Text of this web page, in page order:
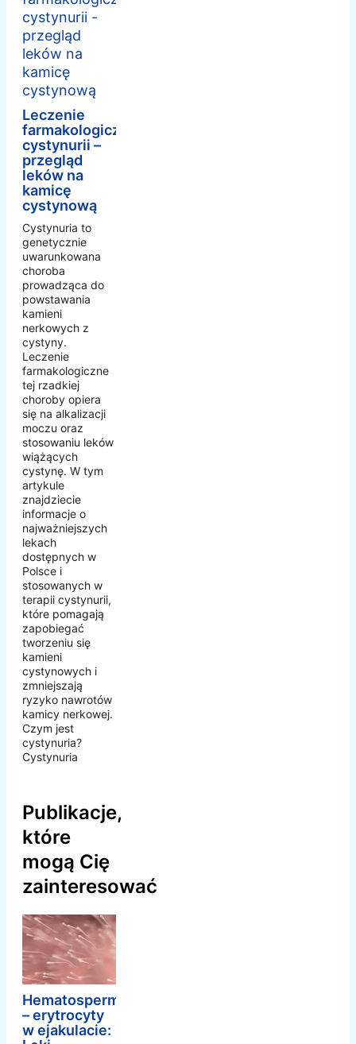
Leczenie
farmakologiczne
cystynurii –
przegląd
leków na
kamicę
cystynową
Cystynuria to
genetycznie
uwarunkowana
choroba
prowadząca do
powstawania
kamieni
nerkowych z
cystyny.
Leczenie
farmakologiczne
tej rzadkiej
choroby opiera
się na alkalizacji
moczu oraz
stosowaniu leków
wiążących
cystynę. W tym
artykule
znajdziecie
informacje o
najważniejszych
lekach
dostępnych w
Polsce i
stosowanych w
terapii cystynurii,
które pomagają
zapobiegać
tworzeniu się
kamieni
cystynowych i
zmniejszają
ryzyko nawrotów
kamicy nerkowej.
Czym jest
cystynuria?
Cystynuria
Publikacje,
które
mogą Cię
zainteresować
Hematospermia
– erytrocyty
w ejakulacie: